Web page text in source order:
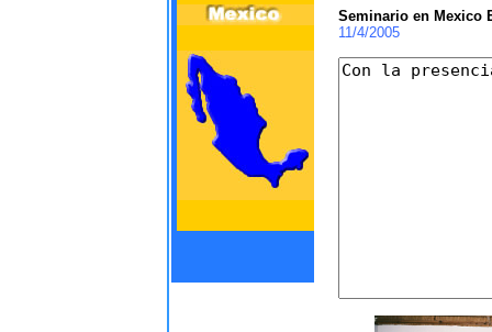
Seminario en Mexico
11/4/2005